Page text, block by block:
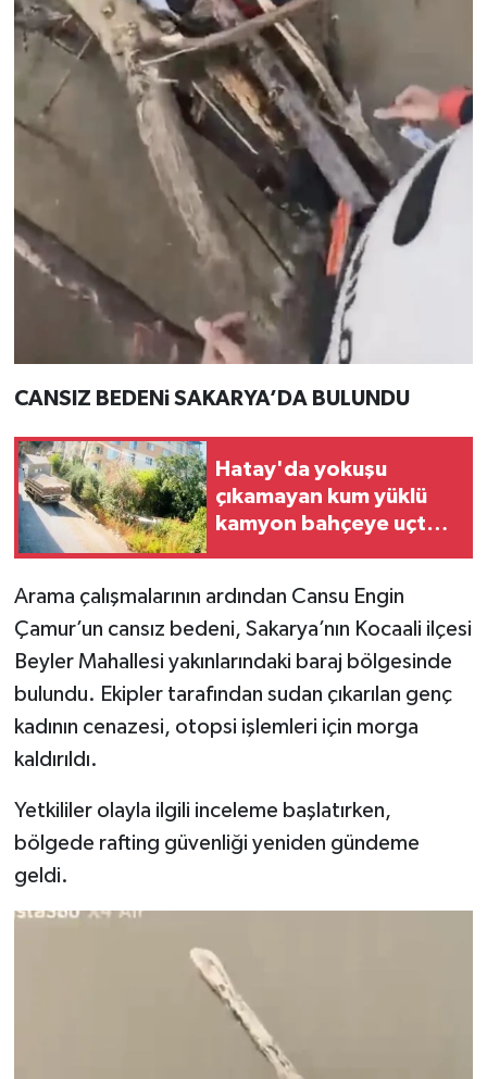
CANSIZ BEDENi SAKARYA’DA BULUNDU
Hatay'da yokuşu
çıkamayan kum yüklü
kamyon bahçeye uçtu,
Arama çalışmalarının ardından Cansu Engin
Çamur’un cansız bedeni, Sakarya’nın Kocaali ilçesi
Beyler Mahallesi yakınlarındaki baraj bölgesinde
bulundu. Ekipler tarafından sudan çıkarılan genç
kadının cenazesi, otopsi işlemleri için morga
kaldırıldı.
Yetkililer olayla ilgili inceleme başlatırken,
bölgede rafting güvenliği yeniden gündeme
geldi.